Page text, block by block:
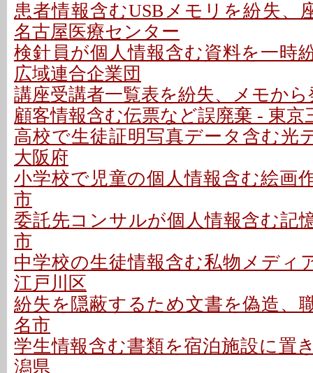
患者情報含むUSBメモリを紛失、
名古屋医療センター
検針員が個人情報含む資料を一時
広域連合企業団
講座受講者一覧表を紛失、メモか
顧客情報含む伝票など誤廃棄 - 東京
高校で生徒証明写真データ含む光
大阪府
小学校で児童の個人情報含む絵画
市
委託先コンサルが個人情報含む記
市
中学校の生徒情報含む私物メディ
江戸川区
紛失を隠蔽するため文書を偽造、
名市
学生情報含む書類を宿泊施設に置
潟県